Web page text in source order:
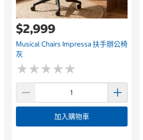
$2,999
Musical Chairs Impressa 扶手辦公椅
灰
★★★★★
★★★★★
加入購物車